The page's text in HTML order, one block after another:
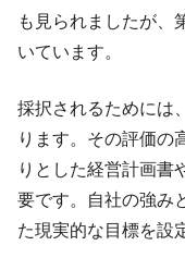
も見られましたが、
いています。
採択されるためには
ります。その評価の
りとした経営計画書
要です。自社の強み
た現実的な目標を設